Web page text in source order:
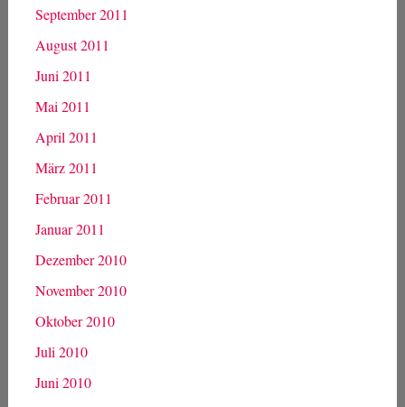
September 2011
August 2011
Juni 2011
Mai 2011
April 2011
März 2011
Februar 2011
Januar 2011
Dezember 2010
November 2010
Oktober 2010
Juli 2010
Juni 2010